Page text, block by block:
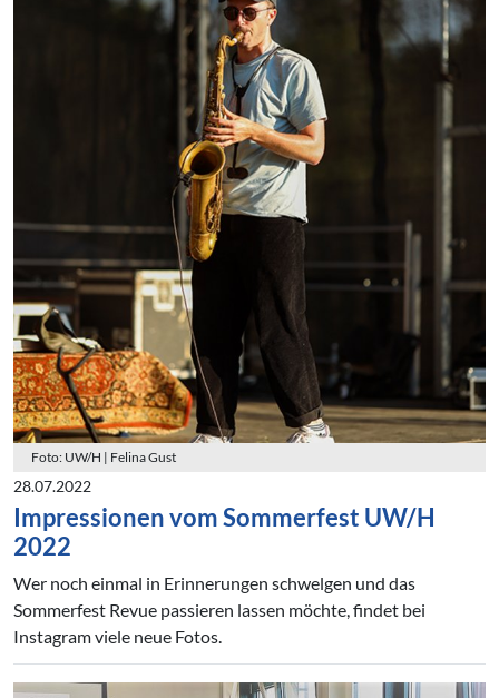
Foto: UW/H | Felina Gust
28.07.2022
Impressionen vom Sommerfest UW/H
2022
Wer noch einmal in Erinnerungen schwelgen und das
Sommerfest Revue passieren lassen möchte, findet bei
Instagram viele neue Fotos.